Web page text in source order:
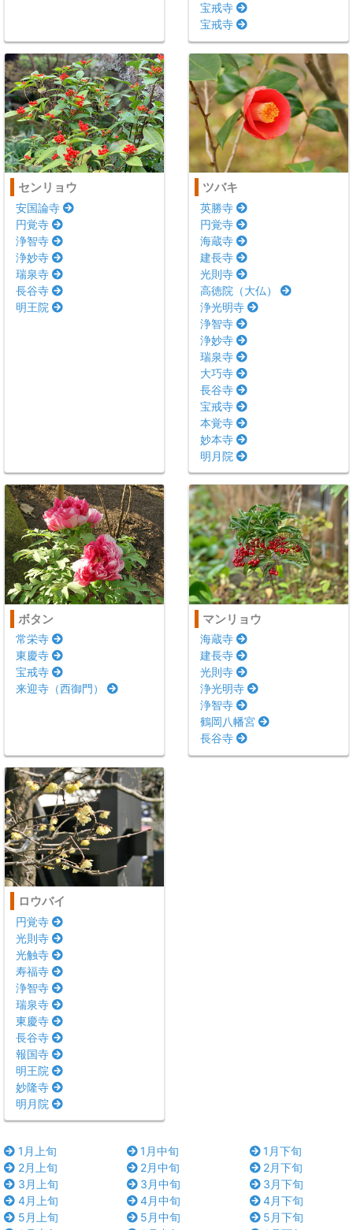
宝戒寺
宝戒寺
センリョウ
安国論寺
円覚寺
浄智寺
浄妙寺
瑞泉寺
長谷寺
明王院
ツバキ
英勝寺
円覚寺
海蔵寺
建長寺
光則寺
高徳院（大仏）
浄光明寺
浄智寺
浄妙寺
瑞泉寺
大巧寺
長谷寺
宝戒寺
本覚寺
妙本寺
明月院
ボタン
常栄寺
東慶寺
宝戒寺
来迎寺（西御門）
マンリョウ
海蔵寺
建長寺
光則寺
浄光明寺
浄智寺
鶴岡八幡宮
長谷寺
ロウバイ
円覚寺
光則寺
光触寺
寿福寺
浄智寺
瑞泉寺
東慶寺
長谷寺
報国寺
明王院
妙隆寺
明月院
1月上旬 1月中旬
1月下旬
2月上旬
2月中旬
2月下旬
3月上旬
3月中旬
3月下旬
4月上旬
4月中旬
4月下旬
5月上旬
5月中旬
5月下旬